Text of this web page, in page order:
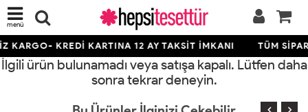
menü
KARGO- KREDİ KARTINA 12 AY TAKSİT İMKANI TÜM
İlgili ürün bulunamadı veya satışa kapalı. Lütfen daha
sonra tekrar deneyin.